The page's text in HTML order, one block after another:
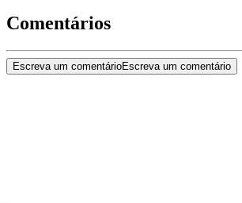
Comentários
Escreva um comentárioEscreva um comentário